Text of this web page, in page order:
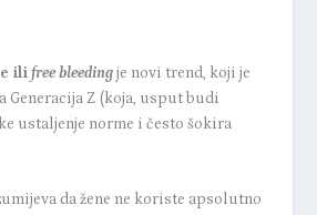
ilifree bleedingje novi trend, koji je
Z (koja, usput budi
ustaljenje norme i često šokira
da žene ne koriste apsolutno